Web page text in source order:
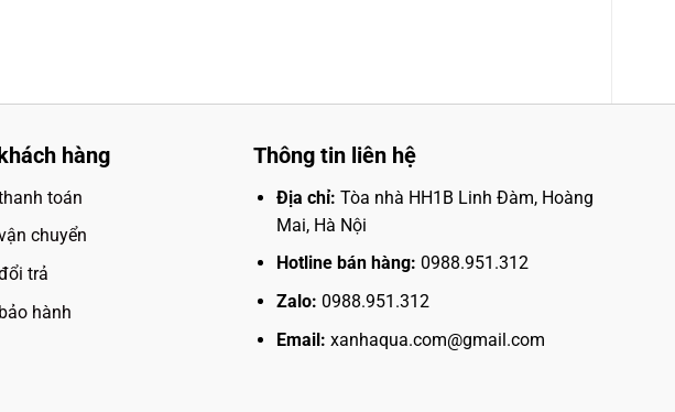
hàng
toán
chuyển
trả
hành
Thông tin liên hệ
Địa chỉ: Tòa nhà HH1B Linh Đàm, Hoàng
Mai, Hà Nội
Hotline bán hàng: 0988.951.312
Zalo: 0988.951.312
Email: xanhaqua.com@gmail.com